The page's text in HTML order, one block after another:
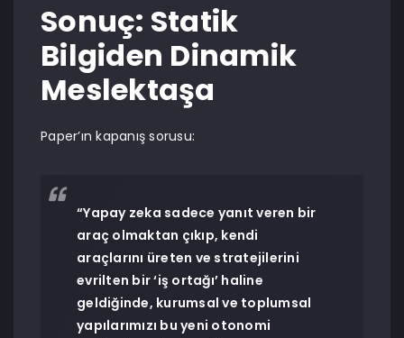
Sonuç: Statik
Bilgiden Dinamik
Meslektaşa
Paper’ın kapanış sorusu:
“Yapay zeka sadece yanıt veren bir
araç olmaktan çıkıp, kendi
araçlarını üreten ve stratejilerini
evrilten bir ‘iş ortağı’ haline
geldiğinde, kurumsal ve toplumsal
yapılarımızı bu yeni otonomi